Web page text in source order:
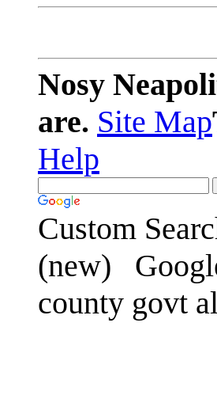
Nosy
are. Site Map
Help
Custom
(new)
county govt